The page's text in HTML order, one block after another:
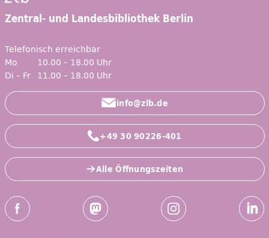
Zentral- und Landesbibliothek Berlin
Telefonisch erreichbar
Mo
10.00 – 18.00 Uhr
Di – Fr 11.00 – 18.00 Uhr
info@zlb.de
+49 30 90226-401
Alle Öffnungszeiten
Social-Media Kanäle der ZLB
Facebook Mastodon Instagram